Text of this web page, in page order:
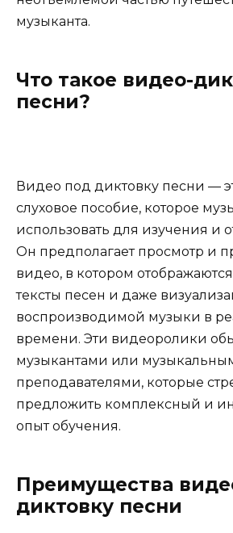
музыканта.
Что такое видео-
песни?
Видео под диктовку песни —
слуховое пособие, которое
использовать для изучения и
Он предполагает просмотр и
видео, в котором
тексты песен и даже
воспроизводимой музыки в
времени. Эти видеоролики
музыкантами или
преподавателями, которые
предложить комплексный и
опыт обучения.
Преимущества
диктовку песни